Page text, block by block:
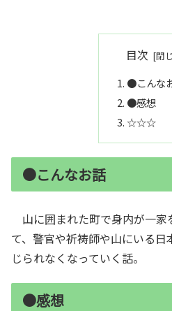
目次
●こんな
●感想
☆☆☆
●こんなお話
山に囲まれた町で身内が一家
て、警官や祈祷師や山にいる
じられなくなっていく話。
●感想